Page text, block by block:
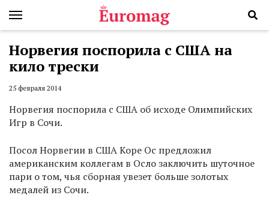
Норвегия поспорила с США на
кило трески
25 февраля 2014
Норвегия поспорила с США об исходе Олимпийских
Игр в Сочи.
Посол Норвегии в США Коре Ос предложил
американским коллегам в Осло заключить шуточное
пари о том, чья сборная увезет больше золотых
медалей из Сочи.